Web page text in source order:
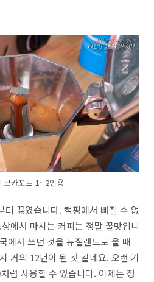
모카포트 1- 2인용
터 끓였습니다. 캠핑에서 빠질 수 없
에서 마시는 커피는 정말 꿀맛입니
에서 쓰던 것을 뉴질랜드로 올 때
거의 12년이 된 것 같네요. 오랜 기
럼 사용할 수 있습니다. 이제는 정